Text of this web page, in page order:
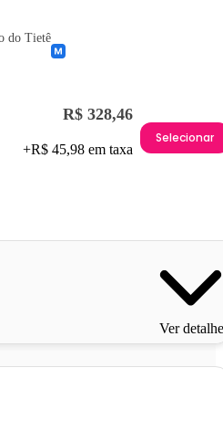
do Tietê
R$ 328,46
+R$ 45,98 em taxa
Selecionar
Ver